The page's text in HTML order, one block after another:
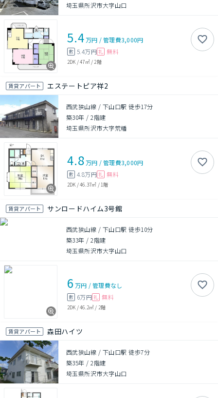
埼玉県所沢市大字山口
5.4万円 /管理費3,000円
敷 5.4万円 礼 無料
2DK /47㎡/ 2階
賃貸アパート エステートピア祥2
西武狭山線 / 下山口駅 徒歩17分
築30年 /2階建
埼玉県所沢市大字荒幡
4.8万円 /管理費3,000円
敷 4.8万円 礼 無料
2DK /46.37㎡ / 1階
賃貸アパート サンロードハイム3号館
西武狭山線 / 下山口駅 徒歩10分
築33年 /2階建
埼玉県所沢市大字山口
6 万円 /管理費なし
敷 6万円 礼 無料
2DK /46.2㎡ / 2階
賃貸アパート 森田ハイツ
西武狭山線 / 下山口駅 徒歩7分
築35年 /2階建
埼玉県所沢市大字山口